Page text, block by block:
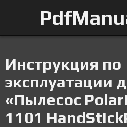
Инструкция по
эксплуатации
«Пылесос
1101